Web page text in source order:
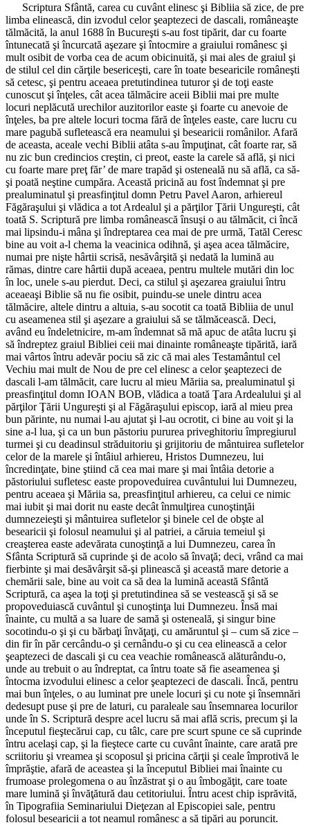
Scriptura Sfântă, carea cu cuvânt elinesc şi Bibliia să zice, de pre
limba elinească, din izvodul celor şeaptezeci de dascali, româneaşte
tălmăcită, la anul 1688 în Bucureşti s-au fost tipărit, dar cu foarte
întunecată şi încurcată aşezare şi întocmire a graiului românesc şi
mult osibit de vorba cea de acum obicinuită, şi mai ales de graiul şi
de stilul cel din cărţile besericeşti, care în toate besearicile româneşti
să cetesc, şi pentru aceaea pretutindinea tuturor şi de toţi easte
cunoscut şi înţeles, cât acea tălmăcire aceii Biblii mai pre multe
locuri neplăcută urechilor auzitorilor easte şi foarte cu anevoie de
înţeles, ba pre altele locuri tocma fără de înţeles easte, care lucru cu
mare pagubă sufletească era neamului şi besearicii românilor. Afară
de aceasta, aceale vechi Biblii atâta s-au împuţinat, cât foarte rar, să
nu zic bun credincios creştin, ci preot, easte la carele să află, şi nici
cu foarte mare preţ făr’ de mare trapăd şi osteneală nu să află, ca să-
şi poată neştine cumpăra. Această pricină au fost îndemnat şi pre
prealuminatul şi preasfinţitul domn Petru Pavel Aaron, arhiereul
Făgăraşului şi vlădica a tot Ardealul şi a părţilor Ţării Ungureşti, cât
toată S. Scriptură pre limba românească însuşi o au tălmăcit, ci încă
mai lipsindu-i mâna şi îndreptarea cea mai de pre urmă, Tatăl Ceresc
bine au voit a-l chema la veacinica odihnă, şi aşea acea tălmăcire,
numai pre nişte hârtii scrisă, nesăvârşită şi nedată la lumină au
rămas, dintre care hârtii după aceaea, pentru multele mutări din loc
în loc, unele s-au pierdut. Deci, ca stilul şi aşezarea graiului întru
aceaeaşi Biblie să nu fie osibit, puindu-se unele dintru acea
tălmăcire, altele dintru a altuia, s-au socotit ca toată Bibliia de unul
cu aseamenea stil şi aşezare a graiului să se tălmăcească. Deci,
având eu îndeletnicire, m-am îndemnat să mă apuc de atâta lucru şi
să îndreptez graiul Bibliei ceii mai dinainte româneaşte tipărită, iară
mai vârtos întru adevăr pociu să zic că mai ales Testamântul cel
Vechiu mai mult de Nou de pre cel elinesc a celor şeaptezeci de
dascali l-am tălmăcit, care lucru al mieu Măriia sa, prealuminatul şi
preasfinţitul domn IOAN BOB, vlădica a toată Ţara Ardealului şi al
părţilor Ţării Ungureşti şi al Făgăraşului episcop, iară al mieu prea
bun părinte, nu numai l-au ajutat şi l-au ocrotit, ci bine au voit şi la
sine a-l lua, şi ca un bun păstoriu pururea priveghitoriu împregiurul
turmei şi cu deadinsul străduitoriu şi grijitoriu de mântuirea sufletelor
celor de la marele şi întâiul arhiereu, Hristos Dumnezeu, lui
încredinţate, bine ştiind că cea mai mare şi mai întâia detorie a
păstoriului sufletesc easte propoveduirea cuvântului lui Dumnezeu,
pentru aceaea şi Măriia sa, preasfinţitul arhiereu, ca celui ce nimic
mai iubit şi mai dorit nu easte decât înmulţirea cunoştinţăi
dumnezeieşti şi mântuirea sufletelor şi binele cel de obşte al
besearicii şi folosul neamului şi al patriei, a căruia temeiul şi
creaşterea easte adevărata cunoştinţă a lui Dumnezeu, carea în
Sfânta Scriptură să cuprinde şi de acolo să învaţă; deci, vrând ca mai
fierbinte şi mai desăvârşit să-şi plinească şi această mare detorie a
chemării sale, bine au voit ca să dea la lumină această Sfântă
Scriptură, ca aşea la toţi şi pretutindinea să se vestească şi să se
propoveduiască cuvântul şi cunoştinţa lui Dumnezeu. Însă mai
înainte, cu multă a sa luare de samă şi osteneală, şi singur bine
socotindu-o şi şi cu bărbaţi învăţaţi, cu amăruntul şi – cum să zice –
din fir în păr cercându-o şi cernându-o şi cu cea elinească a celor
şeaptezeci de dascali şi cu cea veachie românească alăturându-o,
unde au trebuit o au îndreptat, ca întru toate să fie aseamenea şi
întocma izvodului elinesc a celor şeaptezeci de dascali. Încă, pentru
mai bun înţeles, o au luminat pre unele locuri şi cu note şi însemnări
dedesupt puse şi pre de laturi, cu paraleale sau însemnarea locurilor
unde în S. Scriptură despre acel lucru să mai află scris, precum şi la
începutul fieştecărui cap, cu tâlc, care pre scurt spune ce să cuprinde
întru acelaşi cap, şi la fieştece carte cu cuvânt înainte, care arată pre
scriitoriu şi vreamea şi scoposul şi pricina cărţii şi ceale împrotivă le
împrăştie, afară de aceastea şi la începutul Bibliei mai înainte cu
frumoase prolegomena o au înzăstrat şi o au îmbogăţit, care toate
mare lumină şi învăţătură dau cetitoriului. Întru acest chip isprăvită,
în Tipografiia Seminariului Dieţezan al Episcopiei sale, pentru
folosul besearicii a tot neamul românesc a să tipări au poruncit.